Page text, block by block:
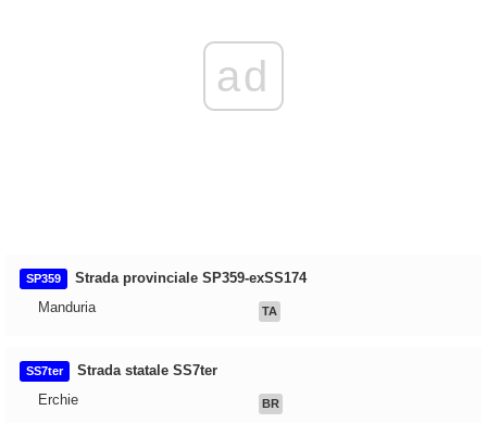
ad
SP359
Strada provinciale SP359-exSS174
Manduria
TA
SS7ter
Strada statale SS7ter
Erchie
BR